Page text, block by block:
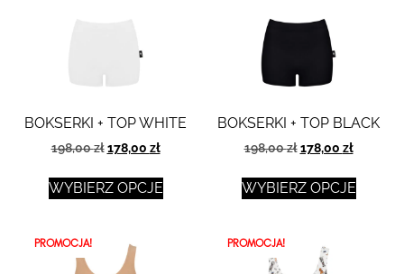
BOKSERKI + TOP WHITE
198,00zł 178,00 zł
WYBIERZ OPCJE
BOKSERKI + TOP BLACK
198,00zł 178,00 zł
WYBIERZ OPCJE
PROMOCJA! PROMOCJA!